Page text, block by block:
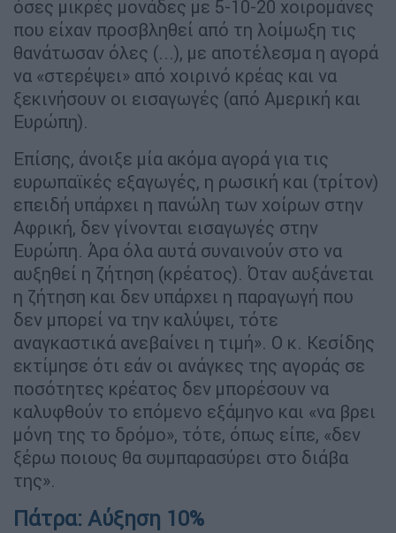
όσες μικρές μονάδες με 5-10-20 χοιρομάνες
που είχαν προσβληθεί από τη λοίμωξη τις
θανάτωσαν όλες (...), με αποτέλεσμα η αγορά
να «στερέψει» από χοιρινό κρέας και να
ξεκινήσουν οι εισαγωγές (από Αμερική και
Ευρώπη).
Επίσης, άνοιξε μία ακόμα αγορά για τις
ευρωπαϊκές εξαγωγές, η ρωσική και (τρίτον)
επειδή υπάρχει η πανώλη των χοίρων στην
Αφρική, δεν γίνονται εισαγωγές στην
Ευρώπη. Άρα όλα αυτά συναινούν στο να
αυξηθεί η ζήτηση (κρέατος). Όταν αυξάνεται
η ζήτηση και δεν υπάρχει η παραγωγή που
δεν μπορεί να την καλύψει, τότε
αναγκαστικά ανεβαίνει η τιμή». Ο κ. Κεσίδης
εκτίμησε ότι εάν οι ανάγκες της αγοράς σε
ποσότητες κρέατος δεν μπορέσουν να
καλυφθούν το επόμενο εξάμηνο και «να βρει
μόνη της το δρόμο», τότε, όπως είπε, «δεν
ξέρω ποιους θα συμπαρασύρει στο διάβα
της».
Πάτρα: Αύξηση 10%